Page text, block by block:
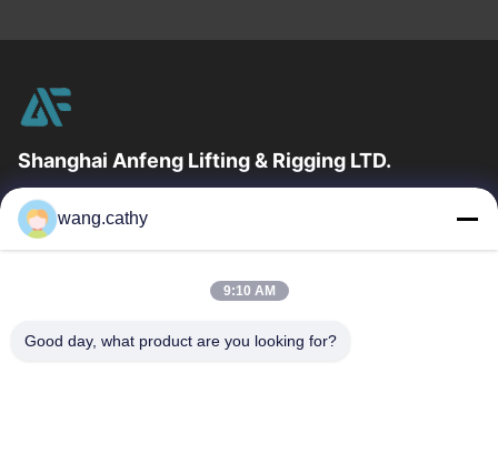
Shanghai Anfeng Lifting & Rigging LTD.
उद्योग में 20 वर्षों के अनुभव के साथ, हम अपने ग्राहकों को प्रीमियम लिफ्टिंग और
हेराफेरी उत्पादों और कस्टम-डिज़ाइन किए गए लिफ्टिंग समाधान प्रदान...
त्वरित लिंक
उत्पादों
वीडियो
हमारे बारे में
wang.cathy
9:10 AM
Good day, what product are you looking for?